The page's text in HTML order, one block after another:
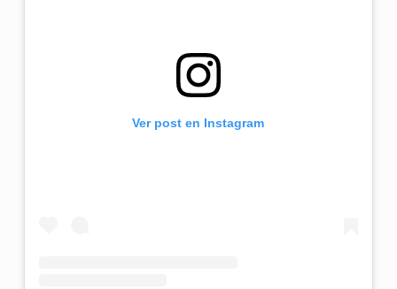
Ver post en Instagram